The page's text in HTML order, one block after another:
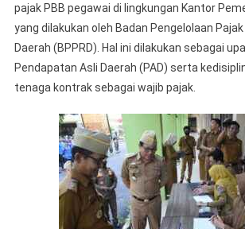
pajak PBB pegawai di lingkungan Kantor
yang dilakukan oleh Badan Pengelolaan
Daerah (BPPRD). Hal ini dilakukan sebagai
Pendapatan Asli Daerah (PAD) serta
tenaga kontrak sebagai wajib pajak.